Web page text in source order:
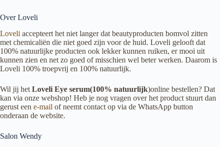
Over Loveli
Loveli accepteert het niet langer dat beautyproducten bomvol zitten
met chemicaliën die niet goed zijn voor de huid. Loveli gelooft dat
100% natuurlijke producten ook lekker kunnen ruiken, er mooi uit
kunnen zien en net zo goed of misschien wel beter werken. Daarom is
Loveli 100% troepvrij en 100% natuurlijk.
Wil jij het Loveli Eye serum(100% natuurlijk)online bestellen? Dat
kan via onze webshop! Heb je nog vragen over het product stuurt dan
gerust een e-mail of neemt contact op via de WhatsApp button
onderaan de website.
Salon Wendy